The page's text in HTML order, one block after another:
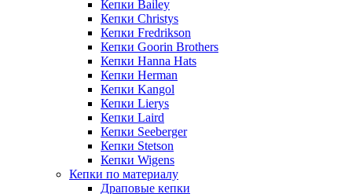
Кепки Bailey
Кепки Christys
Кепки Fredrikson
Кепки Goorin Brothers
Кепки Hanna Hats
Кепки Herman
Кепки Kangol
Кепки Lierys
Кепки Laird
Кепки Seeberger
Кепки Stetson
Кепки Wigens
Кепки по материалу
Драповые кепки